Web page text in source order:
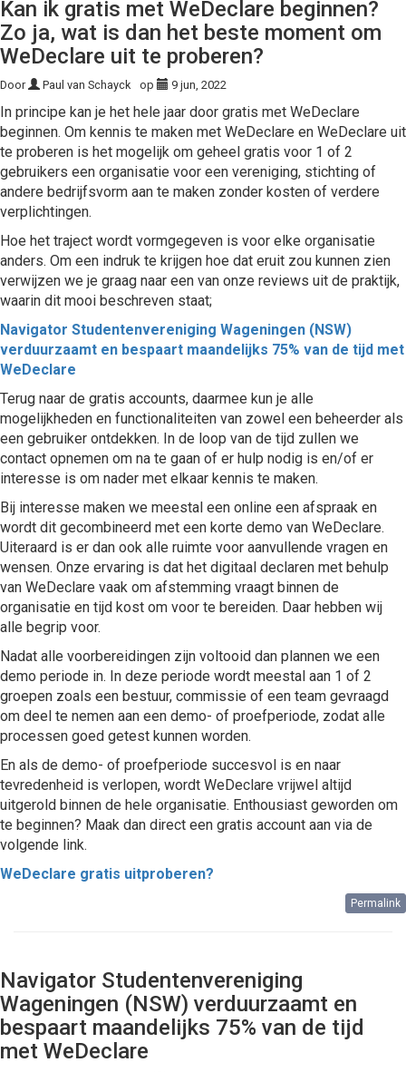
Kan ik gratis met WeDeclare beginnen?
Zo ja, wat is dan het beste moment om
WeDeclare uit te proberen?
Door Paul van Schayck op 9 jun, 2022
In principe kan je het hele jaar door gratis met WeDeclare
beginnen. Om kennis te maken met WeDeclare en WeDeclare uit
te proberen is het mogelijk om geheel gratis voor 1 of 2
gebruikers een organisatie voor een vereniging, stichting of
andere bedrijfsvorm aan te maken zonder kosten of verdere
verplichtingen.
Hoe het traject wordt vormgegeven is voor elke organisatie
anders. Om een indruk te krijgen hoe dat eruit zou kunnen zien
verwijzen we je graag naar een van onze reviews uit de praktijk,
waarin dit mooi beschreven staat;
Navigator Studentenvereniging Wageningen (NSW)
verduurzaamt en bespaart maandelijks 75% van de tijd met
WeDeclare
Terug naar de gratis accounts, daarmee kun je alle
mogelijkheden en functionaliteiten van zowel een beheerder als
een gebruiker ontdekken. In de loop van de tijd zullen we
contact opnemen om na te gaan of er hulp nodig is en/of er
interesse is om nader met elkaar kennis te maken.
Bij interesse maken we meestal een online een afspraak en
wordt dit gecombineerd met een korte demo van WeDeclare.
Uiteraard is er dan ook alle ruimte voor aanvullende vragen en
wensen. Onze ervaring is dat het digitaal declaren met behulp
van WeDeclare vaak om afstemming vraagt binnen de
organisatie en tijd kost om voor te bereiden. Daar hebben wij
alle begrip voor.
Nadat alle voorbereidingen zijn voltooid dan plannen we een
demo periode in. In deze periode wordt meestal aan 1 of 2
groepen zoals een bestuur, commissie of een team gevraagd
om deel te nemen aan een demo- of proefperiode, zodat alle
processen goed getest kunnen worden.
En als de demo- of proefperiode succesvol is en naar
tevredenheid is verlopen, wordt WeDeclare vrijwel altijd
uitgerold binnen de hele organisatie. Enthousiast geworden om
te beginnen? Maak dan direct een gratis account aan via de
volgende link.
WeDeclare gratis uitproberen?
Permalink
Navigator Studentenvereniging
Wageningen (NSW) verduurzaamt en
bespaart maandelijks 75% van de tijd
met WeDeclare